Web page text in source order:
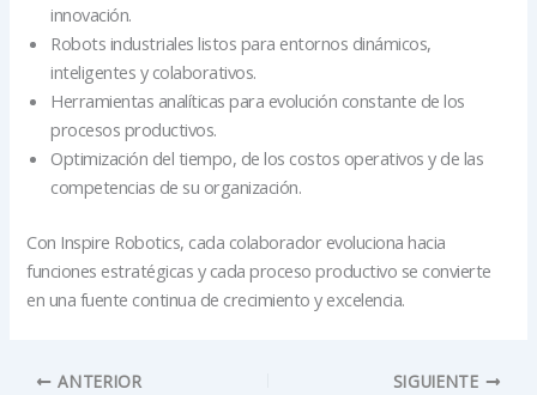
innovación.
Robots industriales listos para entornos dinámicos,
inteligentes y colaborativos.
Herramientas analíticas para evolución constante de los
procesos productivos.
Optimización del tiempo, de los costos operativos y de las
competencias de su organización.
Con Inspire Robotics, cada colaborador evoluciona hacia
funciones estratégicas y cada proceso productivo se convierte
en una fuente continua de crecimiento y excelencia.
ANTERIOR SIGUIENTE